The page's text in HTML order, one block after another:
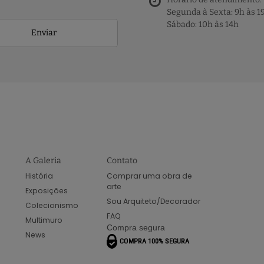
Enviar
Segunda à Sexta: 9h às
Sábado: 10h às 14h
A Galeria
História
Exposições
Colecionismo
Multimuro
News
Contato
Comprar uma obra de
arte
Sou Arquiteto/Decorador
FAQ
Compra segura